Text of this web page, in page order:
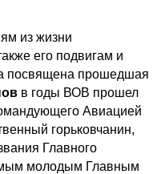
из жизни
его подвигам и
посвящена прошедшая
в годы ВОВ прошел
Авиацией
горьковчанин,
Главного
молодым Главным